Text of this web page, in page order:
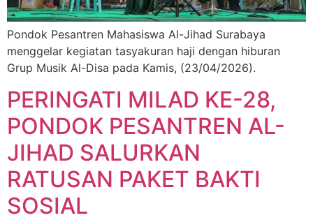
Pondok Pesantren Mahasiswa Al-Jihad Surabaya
menggelar kegiatan tasyakuran haji dengan hiburan
Grup Musik Al-Disa pada Kamis, (23/04/2026).
PERINGATI MILAD KE-28,
PONDOK PESANTREN AL-
JIHAD SALURKAN
RATUSAN PAKET BAKTI
SOSIAL